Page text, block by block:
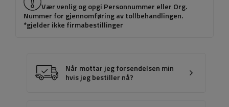
Vær venlig og opgi Personnummer eller Org.
Nummer for gjennomføring av tollbehandlingen.
*gjelder ikke firmabestillinger
Når mottar jeg forsendelsen min
hvis jeg bestiller nå?